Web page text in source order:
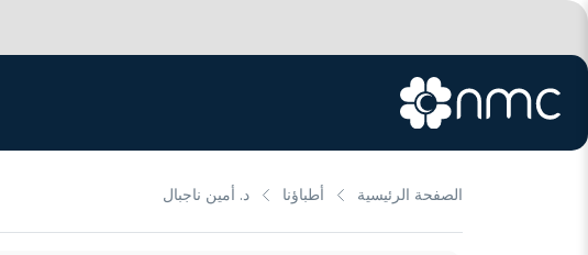
الصفحة الرئيسية أطباؤنا د. أمين ناجبال